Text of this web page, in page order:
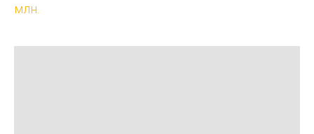
млн.